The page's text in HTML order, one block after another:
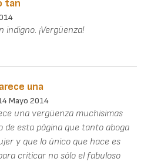
tan
indigno. ¡Vergüenza!
una
Mayo 2014
una vergüenza muchisimas
de esta página que tanto aboga
y que lo único que hace es
criticar no sólo el fabuloso